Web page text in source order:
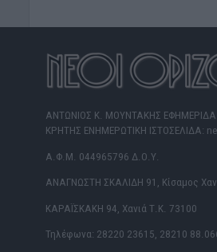
ΑΝΤΩΝΙΟΣ Κ. ΜΟΥΝΤΑΚΗΣ ΕΦΗΜΕΡΙΔΑ
ΚΡΗΤΗΣ ΕΝΗΜΕΡΩΤΙΚΗ ΙΣΤΟΣΕΛΙΔΑ:
Α.Φ.Μ. 044965796 Δ.Ο.Υ.
ΑΝΑΓΝΩΣΤΗ ΣΚΑΛΙΔΗ 91, Κίσαμος
ΚΑΡΑΪΣΚΑΚΗ 94, Χανιά Τ.Κ. 73100
Τηλέφωνα: 28220 23615, 28210